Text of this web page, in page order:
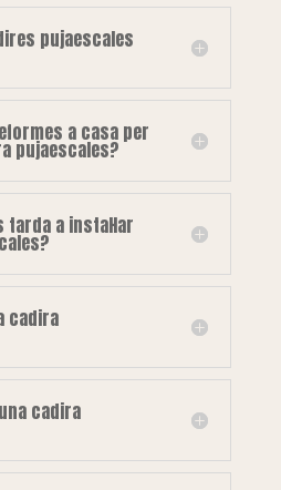
pujaescales
a casa per
pujaescales?
tarda a instal·lar
cadira
cadira